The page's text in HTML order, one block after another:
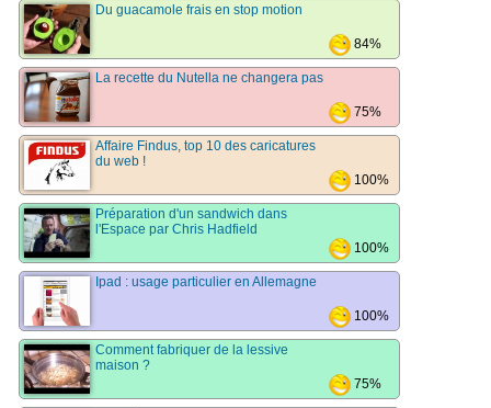
Du guacamole frais en stop motion
84%
La recette du Nutella ne changera pas
75%
Affaire Findus, top 10 des caricatures
du web !
100%
Préparation d'un sandwich dans
l'Espace par Chris Hadfield
100%
Ipad : usage particulier en Allemagne
100%
Comment fabriquer de la lessive
maison ?
75%